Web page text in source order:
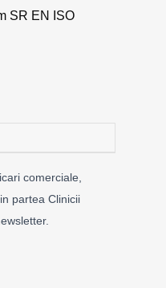
SR EN ISO
comerciale,
partea Clinicii